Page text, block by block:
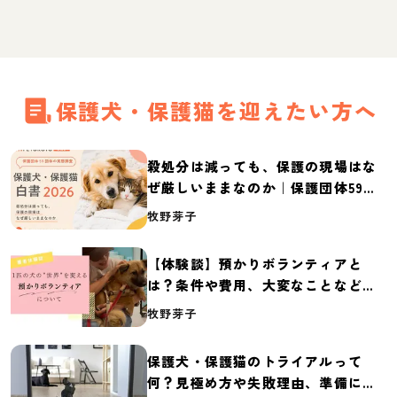
保護犬・保護猫を迎えたい方へ
殺処分は減っても、保護の現場はな
ぜ厳しいままなのか｜保護団体59団
体の実態調査【保護犬・保護猫白書
牧野芽子
【体験談】預かりボランティアと
は？条件や費用、大変なことなど紹
介
牧野芽子
保護犬・保護猫のトライアルって
何？見極め方や失敗理由、準備に必